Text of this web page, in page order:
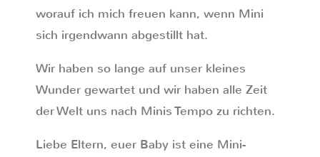
worauf ich mich freuen kann, wenn Mini
sich irgendwann abgestillt hat.
Wir haben so lange auf unser kleines
Wunder gewartet und wir haben alle Zeit
der Welt uns nach Minis Tempo zu richten.
Liebe Eltern, euer Baby ist eine Mini-